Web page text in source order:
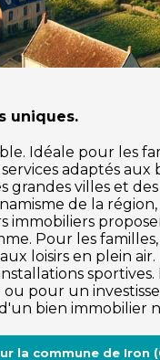
uniques.
Idéale pour les
adaptés aux
villes et
de la
Pour les
loisirs en plein
pour un
bien immobilier
la commune de Iron